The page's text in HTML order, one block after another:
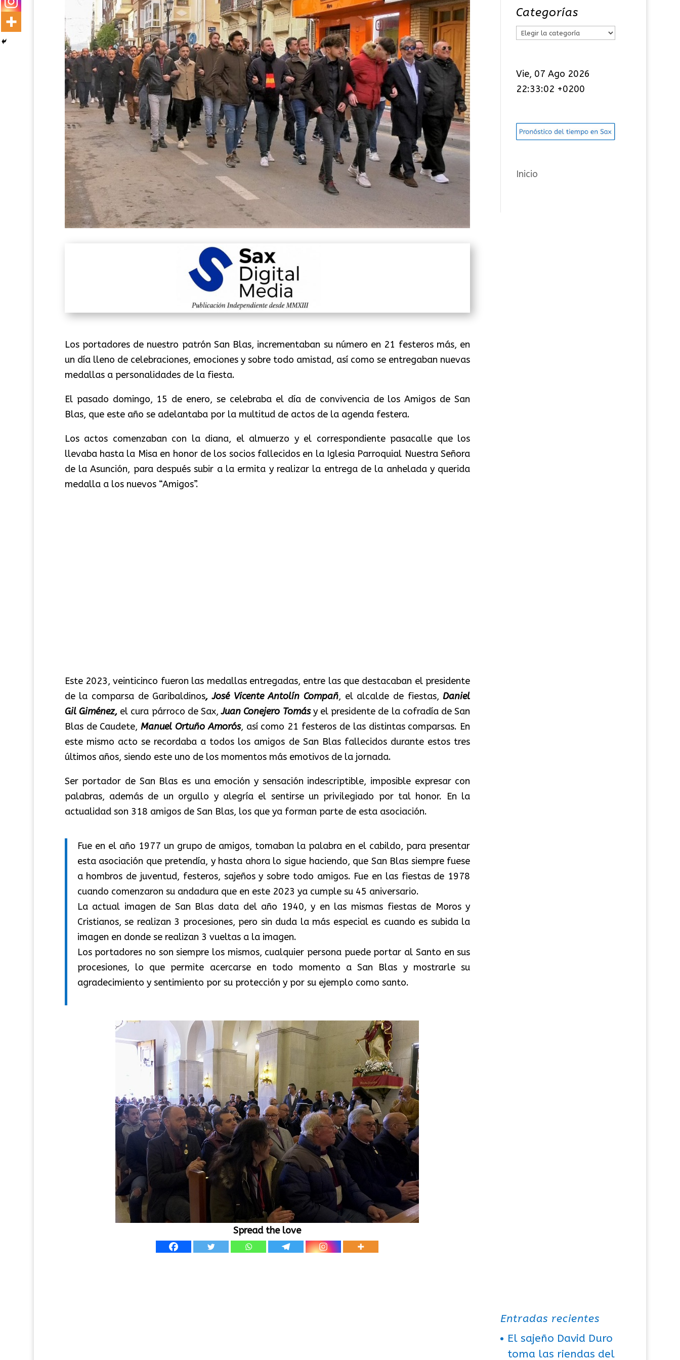
Los portadores de nuestro patrón San Blas, incrementaban su número en 21 festeros más, en
un día lleno de celebraciones, emociones y sobre todo amistad, así como se entregaban nuevas
medallas a personalidades de la fiesta.
El pasado domingo, 15 de enero, se celebraba el día de convivencia de los Amigos de San
Blas, que este año se adelantaba por la multitud de actos de la agenda festera.
Los actos comenzaban con la diana, el almuerzo y el correspondiente pasacalle que los
llevaba hasta la Misa en honor de los socios fallecidos en la Iglesia Parroquial Nuestra Señora
de la Asunción, para después subir a la ermita y realizar la entrega de la anhelada y querida
medalla a los nuevos “Amigos”.
Este 2023, veinticinco fueron las medallas entregadas, entre las que destacaban el presidente
de la comparsa de Garibaldinos, José Vicente Antolín Compañ, el alcalde de fiestas,Daniel
Gil Giménez, el cura párroco de Sax,Juan Conejero Tomásy el presidente de la cofradía de San
Blas de Caudete,Manuel Ortuño Amorós, así como 21 festeros de las distintas comparsas. En
este mismo acto se recordaba a todos los amigos de San Blas fallecidos durante estos tres
últimos años, siendo este uno de los momentos más emotivos de la jornada.
Ser portador de San Blas es una emoción y sensación indescriptible, imposible expresar con
palabras, además de un orgullo y alegría el sentirse un privilegiado por tal honor. En la
actualidad son 318 amigos de San Blas, los que ya forman parte de esta asociación.
Fue en el año 1977 un grupo de amigos, tomaban la palabra en el cabildo, para presentar
esta asociación que pretendía, y hasta ahora lo sigue haciendo, que San Blas siempre fuese
a hombros de juventud, festeros, sajeños y sobre todo amigos. Fue en las fiestas de 1978
cuando comenzaron su andadura que en este 2023 ya cumple su 45 aniversario.
La actual imagen de San Blas data del año 1940, y en las mismas fiestas de Moros y
Cristianos, se realizan 3 procesiones, pero sin duda la más especial es cuando es subida la
imagen en donde se realizan 3 vueltas a la imagen.
Los portadores no son siempre los mismos, cualquier persona puede portar al Santo en sus
procesiones, lo que permite acercarse en todo momento a San Blas y mostrarle su
agradecimiento y sentimiento por su protección y por su ejemplo como santo.
Spread the love
Categorías
C
e
g
r
í
s
Vie, 07 Ago 2026
22:33:03 +0200
Inicio
Entradas recientes
El sajeño David Duro
toma las riendas del